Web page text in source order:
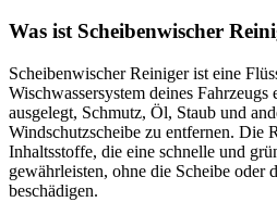
Was ist Scheibenwischer
Scheibenwischer Reiniger ist eine
Wischwassersystem deines
ausgelegt, Schmutz, Öl, Staub und
Windschutzscheibe zu entfernen. Die
Inhaltsstoffe, die eine schnelle und
gewährleisten, ohne die Scheibe oder
beschädigen.